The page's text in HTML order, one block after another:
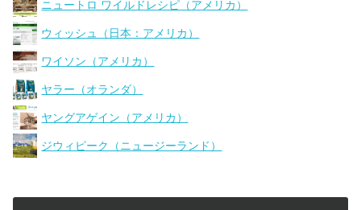
ニュートロ ワイルドレシピ（アメリカ）
ウィッシュ（日本：アメリカ）
ワイソン（アメリカ）
ヤラー（オランダ）
ヤングアゲイン（アメリカ）
ジウィピーク（ニュージーランド）